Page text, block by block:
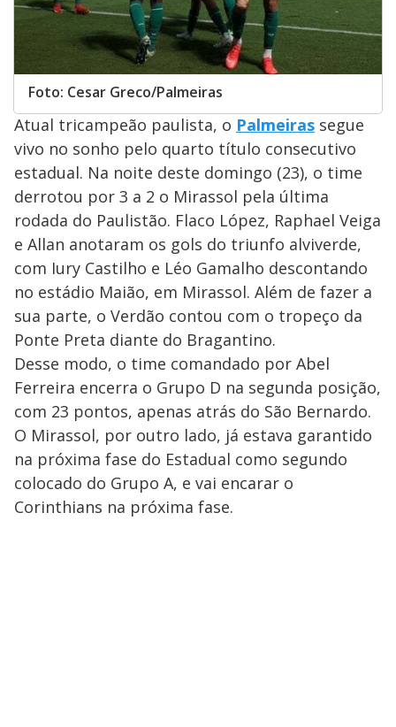
Foto: Cesar Greco/Palmeiras
Atual tricampeão paulista, o Palmeiras segue
vivo no sonho pelo quarto título consecutivo
estadual. Na noite deste domingo (23), o time
derrotou por 3 a 2 o Mirassol pela última
rodada do Paulistão. Flaco López, Raphael Veiga
e Allan anotaram os gols do triunfo alviverde,
com Iury Castilho e Léo Gamalho descontando
no estádio Maião, em Mirassol. Além de fazer a
sua parte, o Verdão contou com o tropeço da
Ponte Preta diante do Bragantino.
Desse modo, o time comandado por Abel
Ferreira encerra o Grupo D na segunda posição,
com 23 pontos, apenas atrás do São Bernardo.
O Mirassol, por outro lado, já estava garantido
na próxima fase do Estadual como segundo
colocado do Grupo A, e vai encarar o
Corinthians na próxima fase.